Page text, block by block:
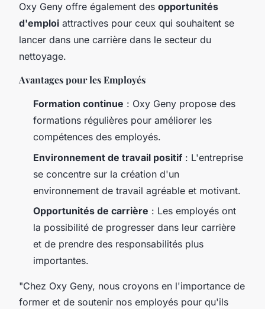
Oxy Geny offre également des opportunités
d'emploi attractives pour ceux qui souhaitent se
lancer dans une carrière dans le secteur du
nettoyage.
Avantages pour les Employés
Formation continue : Oxy Geny propose des
formations régulières pour améliorer les
compétences des employés.
Environnement de travail positif : L'entreprise
se concentre sur la création d'un
environnement de travail agréable et motivant.
Opportunités de carrière : Les employés ont
la possibilité de progresser dans leur carrière
et de prendre des responsabilités plus
importantes.
"Chez Oxy Geny, nous croyons en l'importance de
former et de soutenir nos employés pour qu'ils